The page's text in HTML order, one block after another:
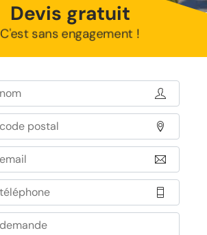
Devis gratuit
C'est sans engagement !